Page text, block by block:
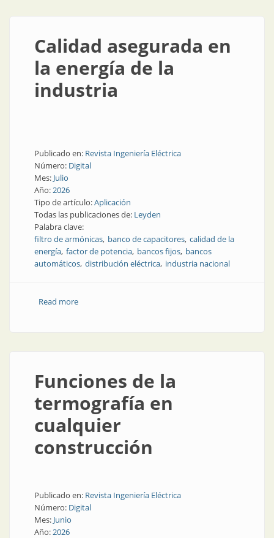
Calidad asegurada en
la energía de la
industria
Publicado en: Revista Ingeniería Eléctrica
Número: Digital
Mes: Julio
Año:2026
Tipo de artículo:Aplicación
Todas las publicaciones de: Leyden
Palabra clave:
filtro de armónicas banco de capacitores calidad de la
energía factor de potencia bancos fijos bancos
automáticos distribución eléctrica industria nacional
Read moreabout Calidad asegurada en la energía de la industria
Funciones de la
termografía en
cualquier
construcción
Publicado en: Revista Ingeniería Eléctrica
Número: Digital
Mes: Junio
Año:2026